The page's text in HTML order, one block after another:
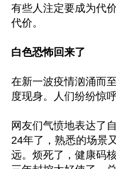
有些人注定要成为代
代价。
白色恐怖回来了
在新一波疫情汹涌而
度现身。人们纷纷惊
网友们气愤地表达了
24年了，熟悉的场景
远。烦死了，健康码